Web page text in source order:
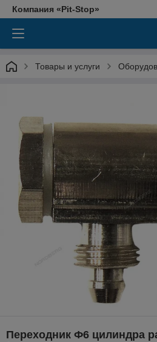
Компания «Pit-Stop»
Товары и услуги
Переходник Ф6 цилиндра